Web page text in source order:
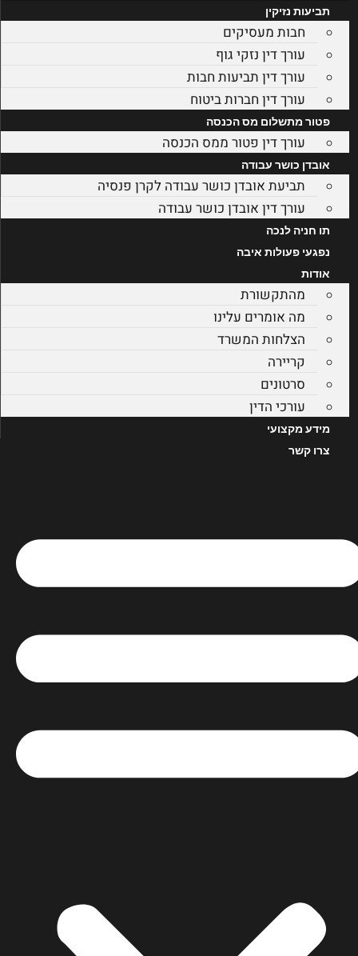
תביעות נזיקין
חבות מעסיקים
עורך דין נזקי גוף
עורך דין תביעות חבות
עורך דין חברות ביטוח
פטור מתשלום מס הכנסה
עורך דין פטור ממס הכנסה
אובדן כושר עבודה
תביעת אובדן כושר עבודה לקרן פנסיה
עורך דין אובדן כושר עבודה
תו חניה לנכה
נפגעי פעולות איבה
אודות
מהתקשורת
מה אומרים עלינו
הצלחות המשרד
קריירה
סרטונים
עורכי הדין
מידע מקצועי
צרו קשר